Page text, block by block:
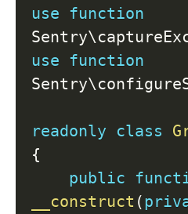
use
function
Sentry\
use
function
Sentry\
readonly class
{
public
__construct (